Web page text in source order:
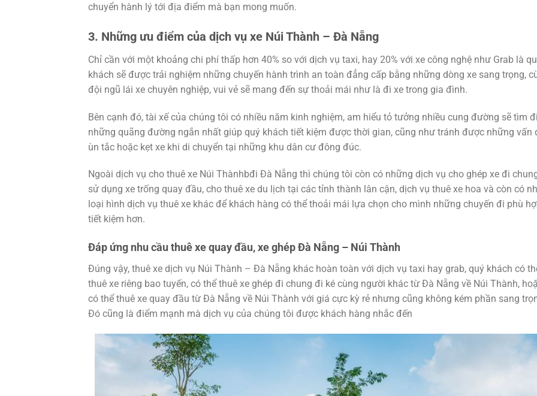
chuyển hành lý tới địa điểm mà bạn mong muốn.
3. Những ưu điểm của dịch vụ xe Núi Thành – Đà Nẵng
Chỉ cần với một khoảng chi phí thấp hơn 40% so với dịch vụ taxi, hay 20% với xe công nghệ như Grab là
khách sẽ được trải nghiệm những chuyến hành trình an toàn đẳng cấp bằng những dòng xe sang trọng,
đội ngũ lái xe chuyên nghiệp, vui vẻ sẽ mang đến sự thoải mái như là đi xe trong gia đình.
Bên cạnh đó, tài xế của chúng tôi có nhiều năm kinh nghiệm, am hiểu tỏ tưởng nhiều cung đường sẽ tìm đi
những quãng đường ngắn nhất giúp quý khách tiết kiệm được thời gian, cũng như tránh được những vấn
ùn tắc hoặc kẹt xe khi di chuyển tại những khu dân cư đông đúc.
Ngoài dịch vụ cho thuê xe Núi Thànhbđi Đà Nẵng thì chúng tôi còn có những dịch vụ cho ghép xe đi
sử dụng xe trống quay đầu, cho thuê xe du lịch tại các tỉnh thành lân cận, dịch vụ thuê xe hoa và còn có
loại hình dịch vụ thuê xe khác để khách hàng có thể thoải mái lựa chọn cho mình những chuyến đi phù
tiết kiệm hơn.
Đáp ứng nhu cầu thuê xe quay đầu, xe ghép Đà Nẵng – Núi Thành
Đúng vậy, thuê xe dịch vụ Núi Thành – Đà Nẵng khác hoàn toàn với dịch vụ taxi hay grab, quý khách có
thuê xe riêng bao tuyến, có thể thuê xe ghép đi chung đi ké cùng người khác từ Đà Nẵng về Núi Thành,
có thể thuê xe quay đầu từ Đà Nẵng về Núi Thành với giá cực kỳ rẻ nhưng cũng không kém phần sang
Đó cũng là điểm mạnh mà dịch vụ của chúng tôi được khách hàng nhắc đến